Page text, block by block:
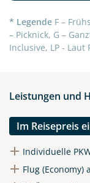
Instagram
WhatsApp
Telegram
* Legende F –
– Picknick, G –
Inclusive, LP - Laut
Leistungen und
Im Reisepreis
Individuelle
Flug